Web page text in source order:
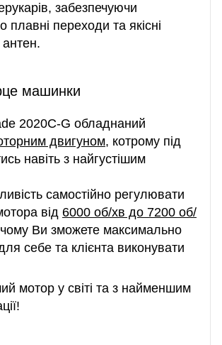
забезпечуючи
плавні переходи та якісні
машинки
2020C-G обладнаний
двигуном, котрому під
навіть з найгустішим
самостійно регулювати
від 6000 об/хв до 7200 об/
Ви зможете максимально
себе та клієнта виконувати
мотор у світі та з найменшим